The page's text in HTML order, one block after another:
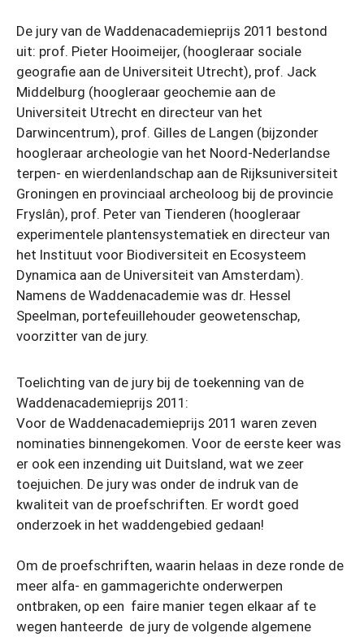
De jury van de Waddenacademieprijs 2011 bestond
uit: prof. Pieter Hooimeijer, (hoogleraar sociale
geografie aan de Universiteit Utrecht), prof. Jack
Middelburg (hoogleraar geochemie aan de
Universiteit Utrecht en directeur van het
Darwincentrum), prof. Gilles de Langen (bijzonder
hoogleraar archeologie van het Noord-Nederlandse
terpen- en wierdenlandschap aan de Rijksuniversiteit
Groningen en provinciaal archeoloog bij de provincie
Fryslân), prof. Peter van Tienderen (hoogleraar
experimentele plantensystematiek en directeur van
het Instituut voor Biodiversiteit en Ecosysteem
Dynamica aan de Universiteit van Amsterdam).
Namens de Waddenacademie was dr. Hessel
Speelman, portefeuillehouder geowetenschap,
voorzitter van de jury.
Toelichting van de jury bij de toekenning van de
Waddenacademieprijs 2011:
Voor de Waddenacademieprijs 2011 waren zeven
nominaties binnengekomen. Voor de eerste keer was
er ook een inzending uit Duitsland, wat we zeer
toejuichen. De jury was onder de indruk van de
kwaliteit van de proefschriften. Er wordt goed
onderzoek in het waddengebied gedaan!
Om de proefschriften, waarin helaas in deze ronde de
meer alfa- en gammagerichte onderwerpen
ontbraken, op een faire manier tegen elkaar af te
wegen hanteerde de jury de volgende algemene